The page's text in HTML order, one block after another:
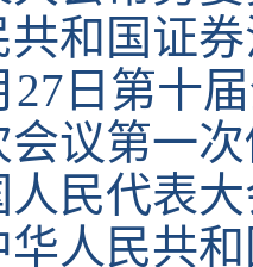
共和国证
27日第十
会议第一
人民代表
华人民共